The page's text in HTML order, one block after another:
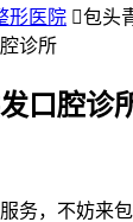
形医院 包头
口腔诊
务，不妨来